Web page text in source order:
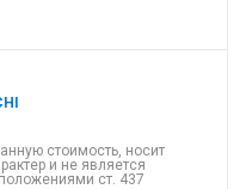
стоимость, носит
и не является
ст. 437